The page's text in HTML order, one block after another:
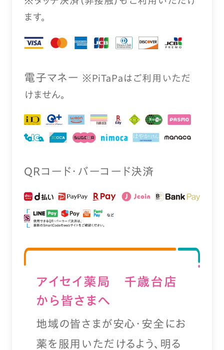
ます。
電⼦マネー ※PiTaPaはご利⽤いただ
けません。
QRコード・バーコード決済
アイセイ薬局 千歳台店
から皆さまへ
地域の皆さまが安心・安全にお
薬を服用いただけるよう、明る